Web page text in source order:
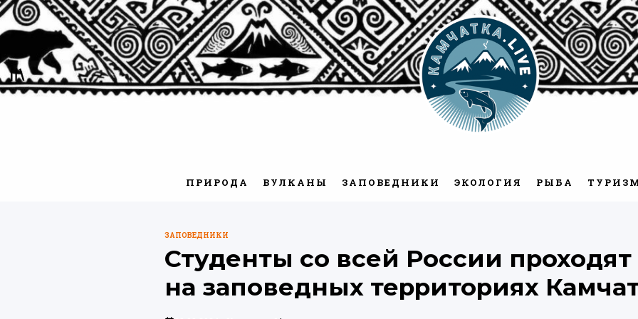
Перейти
содержимому
ПРИРОДА ВУЛКАНЫ ЗАПОВЕДНИКИ ЭКОЛОГИЯ РЫБА
ОПУБЛИКОВАНО
В
ЗАПОВЕДНИКИ
Студенты со всей России
на заповедных территориях